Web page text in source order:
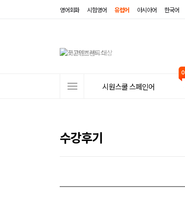
영어회화 시험영어 유럽어 아시아어 한국어
뉴
시원스쿨 스페인어
수강후기